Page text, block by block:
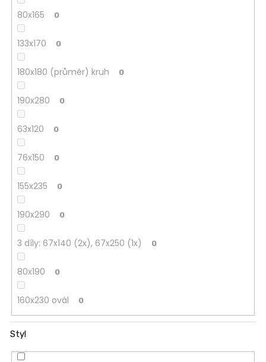
80x165 0
133x170 0
180x180 (průměr) kruh 0
190x280 0
63x120 0
76x150 0
155x235 0
190x290 0
3 díly: 67x140 (2x), 67x250 (1x) 0
80x190 0
160x230 ovál 0
Styl